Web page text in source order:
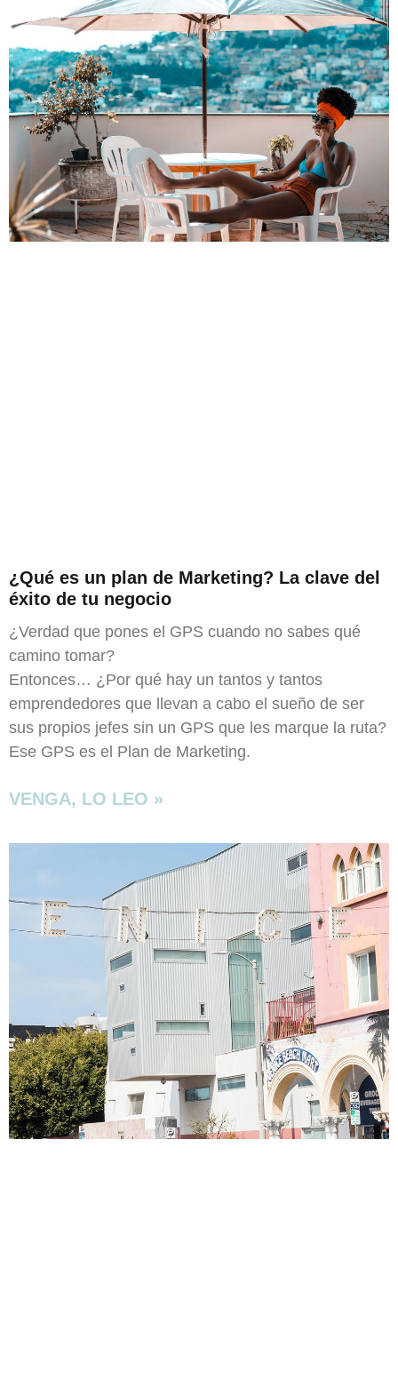
¿Qué es un plan de Marketing? La clave del
éxito de tu negocio
¿Verdad que pones el GPS cuando no sabes qué
camino tomar?
Entonces… ¿Por qué hay un tantos y tantos
emprendedores que llevan a cabo el sueño de ser
sus propios jefes sin un GPS que les marque la ruta?
Ese GPS es el Plan de Marketing.
VENGA, LO LEO »